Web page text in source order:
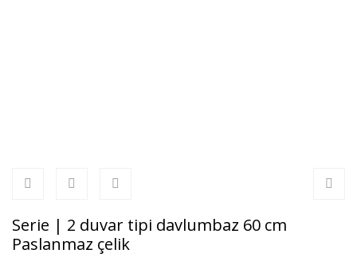
Serie | 2 duvar tipi davlumbaz 60 cm
Paslanmaz çelik